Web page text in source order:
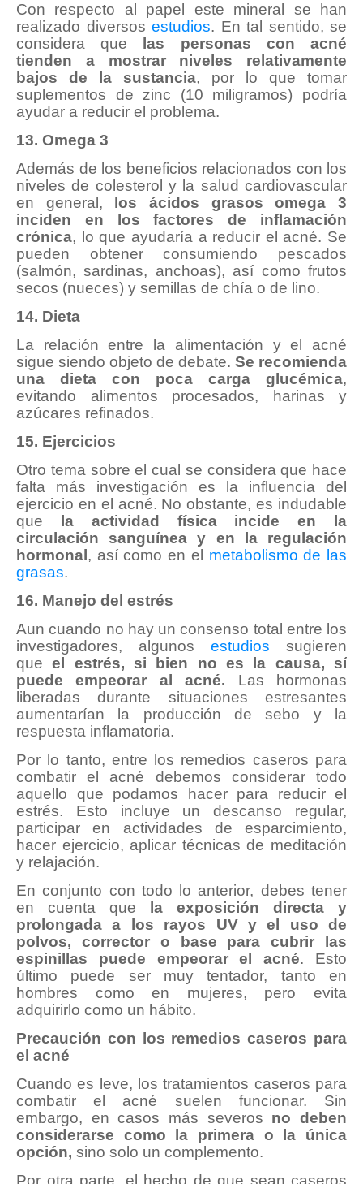
Con respecto al papel este mineral se han
realizado diversos estudios. En tal sentido, se
considera que
las personas con acné
tienden a mostrar niveles relativamente
bajos de la sustancia, por lo que tomar
suplementos de zinc (10 miligramos) podría
ayudar a reducir el problema.
13. Omega 3
Además de los beneficios relacionados con los
niveles de colesterol y la salud cardiovascular
en general,
los ácidos grasos omega 3
inciden en los factores de inflamación
crónica, lo que ayudaría a reducir el acné. Se
pueden obtener consumiendo pescados
(salmón, sardinas, anchoas), así como frutos
secos (nueces) y semillas de chía o de lino.
14. Dieta
La relación entre la alimentación y el acné
sigue siendo objeto de debate. Se recomienda
una dieta con poca carga glucémica,
evitando alimentos procesados, harinas y
azúcares refinados.
15. Ejercicios
Otro tema sobre el cual se considera que hace
falta más investigación es la influencia del
ejercicio en el acné. No obstante, es indudable
que
la actividad física incide en la
circulación sanguínea y en la regulación
hormonal , así como en el metabolismo de las
grasas.
16. Manejo del estrés
Aun cuando no hay un consenso total entre los
investigadores, algunos estudios sugieren
queel estrés, si bien no es la causa, sí
puede empeorar al acné. Las hormonas
liberadas durante situaciones estresantes
aumentarían la producción de sebo y la
respuesta inflamatoria.
Por lo tanto, entre los remedios caseros para
combatir el acné debemos considerar todo
aquello que podamos hacer para reducir el
estrés. Esto incluye un descanso regular,
participar en actividades de esparcimiento,
hacer ejercicio, aplicar técnicas de meditación
y relajación.
En conjunto con todo lo anterior, debes tener
en cuenta que
la exposición directa y
prolongada a los rayos UV y el uso de
polvos, corrector o base para cubrir las
espinillas puede empeorar el acné. Esto
último puede ser muy tentador, tanto en
hombres como en mujeres, pero evita
adquirirlo como un hábito.
Precaución con los remedios caseros para
el acné
Cuando es leve, los tratamientos caseros para
combatir el acné suelen funcionar. Sin
embargo, en casos más severos no deben
considerarse como la primera o la única
opción, sino solo un complemento.